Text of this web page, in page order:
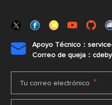

Apoyo Técnico：
Correo de queja：
Tu correo electrónico *